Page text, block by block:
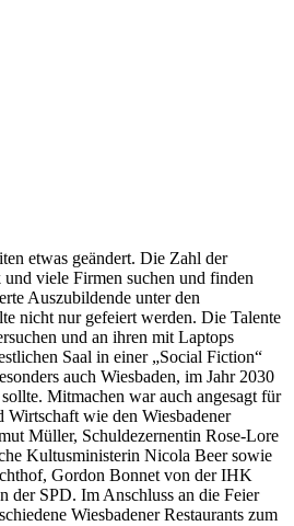
etwas geändert. Die Zahl der
viele Firmen suchen und finden
Auszubildende unter den
nicht nur gefeiert werden. Die Talente
und an ihren mit Laptops
Saal in einer „Social Fiction“
auch Wiesbaden, im Jahr 2030
sollte. Mitmachen war auch angesagt für
Wirtschaft wie den Wiesbadener
Müller, Schuldezernentin Rose-Lore
Kultusministerin Nicola Beer sowie
Gordon Bonnet von der IHK
der SPD. Im Anschluss an die Feier
Wiesbadener Restaurants zum